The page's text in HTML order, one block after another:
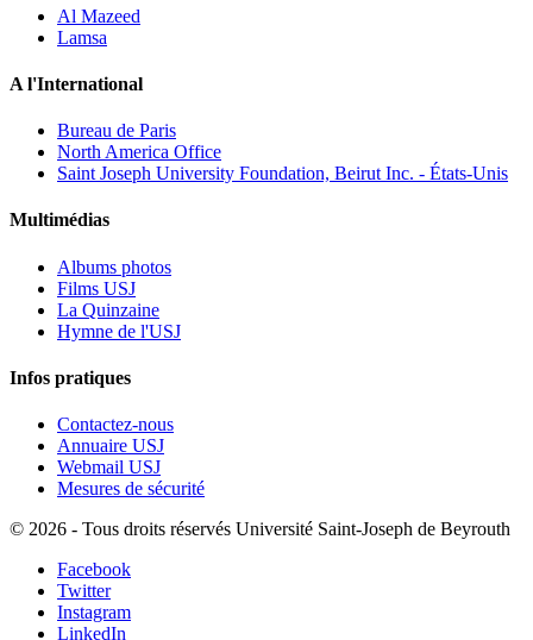
Al Mazeed
Lamsa
A l'International
Bureau de Paris
North America Office
Saint Joseph University Foundation, Beirut Inc. - États-Unis
Multimédias
Albums photos
Films USJ
La Quinzaine
Hymne de l'USJ
Infos pratiques
Contactez-nous
Annuaire USJ
Webmail USJ
Mesures de sécurité
© 2026 - Tous droits réservés Université Saint-Joseph de Beyrouth
Facebook
Twitter
Instagram
LinkedIn